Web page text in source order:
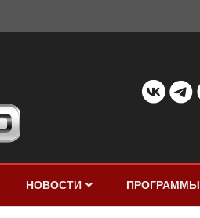
НОВОСТИ ПРОГРАММЫ